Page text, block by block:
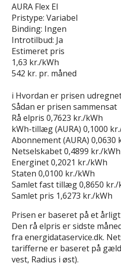
AURA Flex El
Pristype: Variabel
Binding: Ingen
Introtilbud: Ja
Estimeret pris
1,63 kr./kWh
542 kr. pr. måned
i Hvordan er prisen
Sådan er prisen sammensat
Rå elpris 0,7623 kr./kWh
kWh-tillæg (AURA) 0,1000
Abonnement (AURA) 0,0630
Netselskabet0,4899 kr./kWh
Energinet0,2021 kr./kWh
Staten 0,0100 kr./kWh
Samlet fast tillæg0,8650 kr./
Samlet pris 1,6273 kr./kWh
Prisen er baseret på et
Den rå elpris er sidste
fra energidataservice.dk.
tarifferne er baseret på
vest, Radius i øst).